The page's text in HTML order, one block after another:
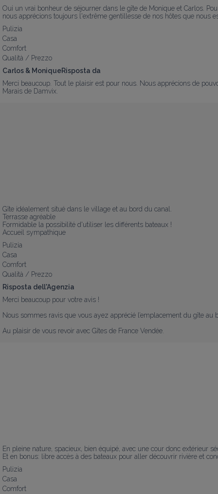
Oui un vrai bonheur de séjourner dans le gîte de Monique et Carlos.
nous apprécions toujours l'extrême gentillesse de nos hôtes que nous
Pulizia
Casa
Comfort
Qualità / Prezzo
Carlos & MoniqueRisposta da
Merci beaucoup. Tout le plaisir est pour nous. Nous apprécions de
Marais de Damvix.
Gîte idéalement situé dans le village et au bord du canal.
Terrasse agréable
Formidable la possibilité d'utiliser les différents bateaux !
Accueil sympathique
Pulizia
Casa
Comfort
Qualità / Prezzo
Risposta dell'Agenzia
Merci beaucoup pour votre avis !
Nous sommes ravis que vous ayez apprécié l’emplacement du gîte
Au plaisir de vous revoir avec Gîtes de France Vendée.
En pleine nature, spacieux, bien équipé, avec une cour donc extérieur
Et en bonus: libre accès à des bateaux pour aller découvrir rivière et
Pulizia
Casa
Comfort